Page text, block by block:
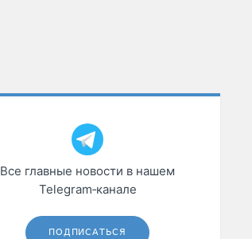
Все главные новости в нашем
Telegram‑канале
ПОДПИСАТЬСЯ